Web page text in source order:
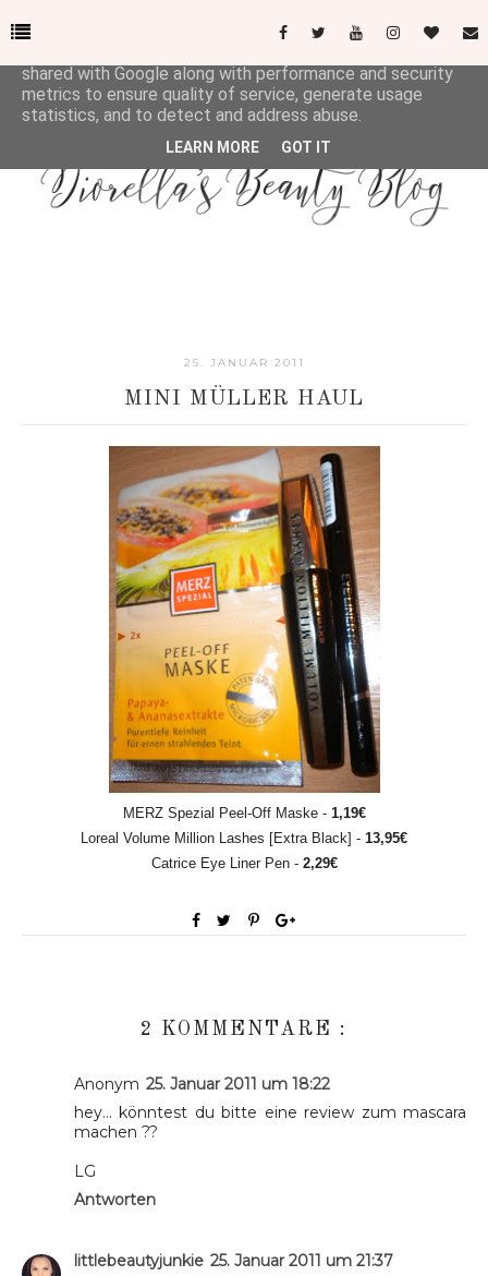
25. JANUAR 2011
MINI MÜLLER HAUL
MERZ Spezial Peel-Off Maske - 1,19€
Loreal Volume Million Lashes [Extra Black] - 13,95€
Catrice Eye Liner Pen - 2,29€
2 KOMMENTARE :
Anonym 25. Januar 2011 um 18:22
hey... könntest du bitte eine review zum mascara
machen ??
LG
Antworten
littlebeautyjunkie 25. Januar 2011 um 21:37
This site uses cookies from Google to deliver its services
shared with Google along with performance and security
metrics to ensure quality of service, generate usage
statistics, and to detect and address abuse.
LEARN MORE GOT IT